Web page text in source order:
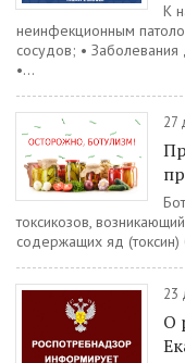
К
неинфекционным
сосудов; •
•...
27
токсикозов,
содержащих яд (токсин)
23
О